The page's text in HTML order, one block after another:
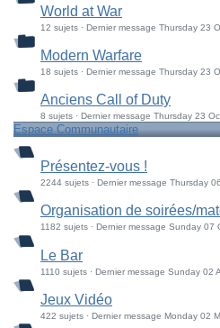
World at War
12 sujets · Dernier message Thursday 23
Modern Warfare
18 sujets · Dernier message Thursday 23
Anciens Call of Duty
8 sujets · Dernier message Thursday 23
Espace Communautaire
Présentez-vous !
2244 sujets · Dernier message Thursday
Organisation de soirées/
1182 sujets · Dernier message Sunday 07
Le Bar
1110 sujets · Dernier message Sunday 02
Jeux Vidéo
422 sujets · Dernier message Monday 02